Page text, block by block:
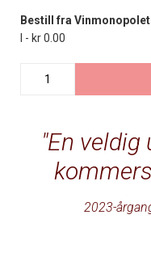
En veldig
2023-
Bestill fra Vinmonopolet
l - kr 0.00